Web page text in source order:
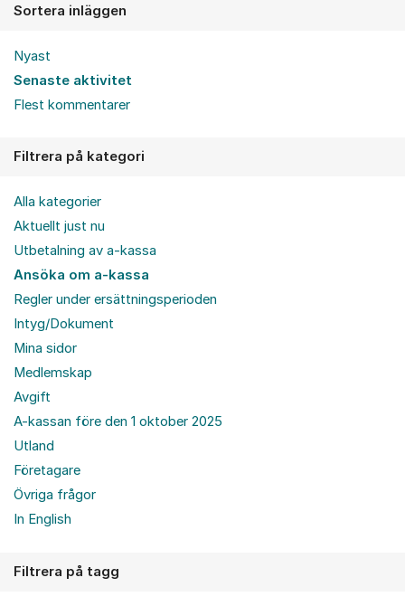
Sortera inläggen
Nyast
Senaste aktivitet
Flest kommentarer
Filtrera på kategori
Alla kategorier
Aktuellt just nu
Utbetalning av a-kassa
Ansöka om a-kassa
Regler under ersättningsperioden
Intyg/Dokument
Mina sidor
Medlemskap
Avgift
A-kassan före den 1 oktober 2025
Utland
Företagare
Övriga frågor
In English
Filtrera på tagg